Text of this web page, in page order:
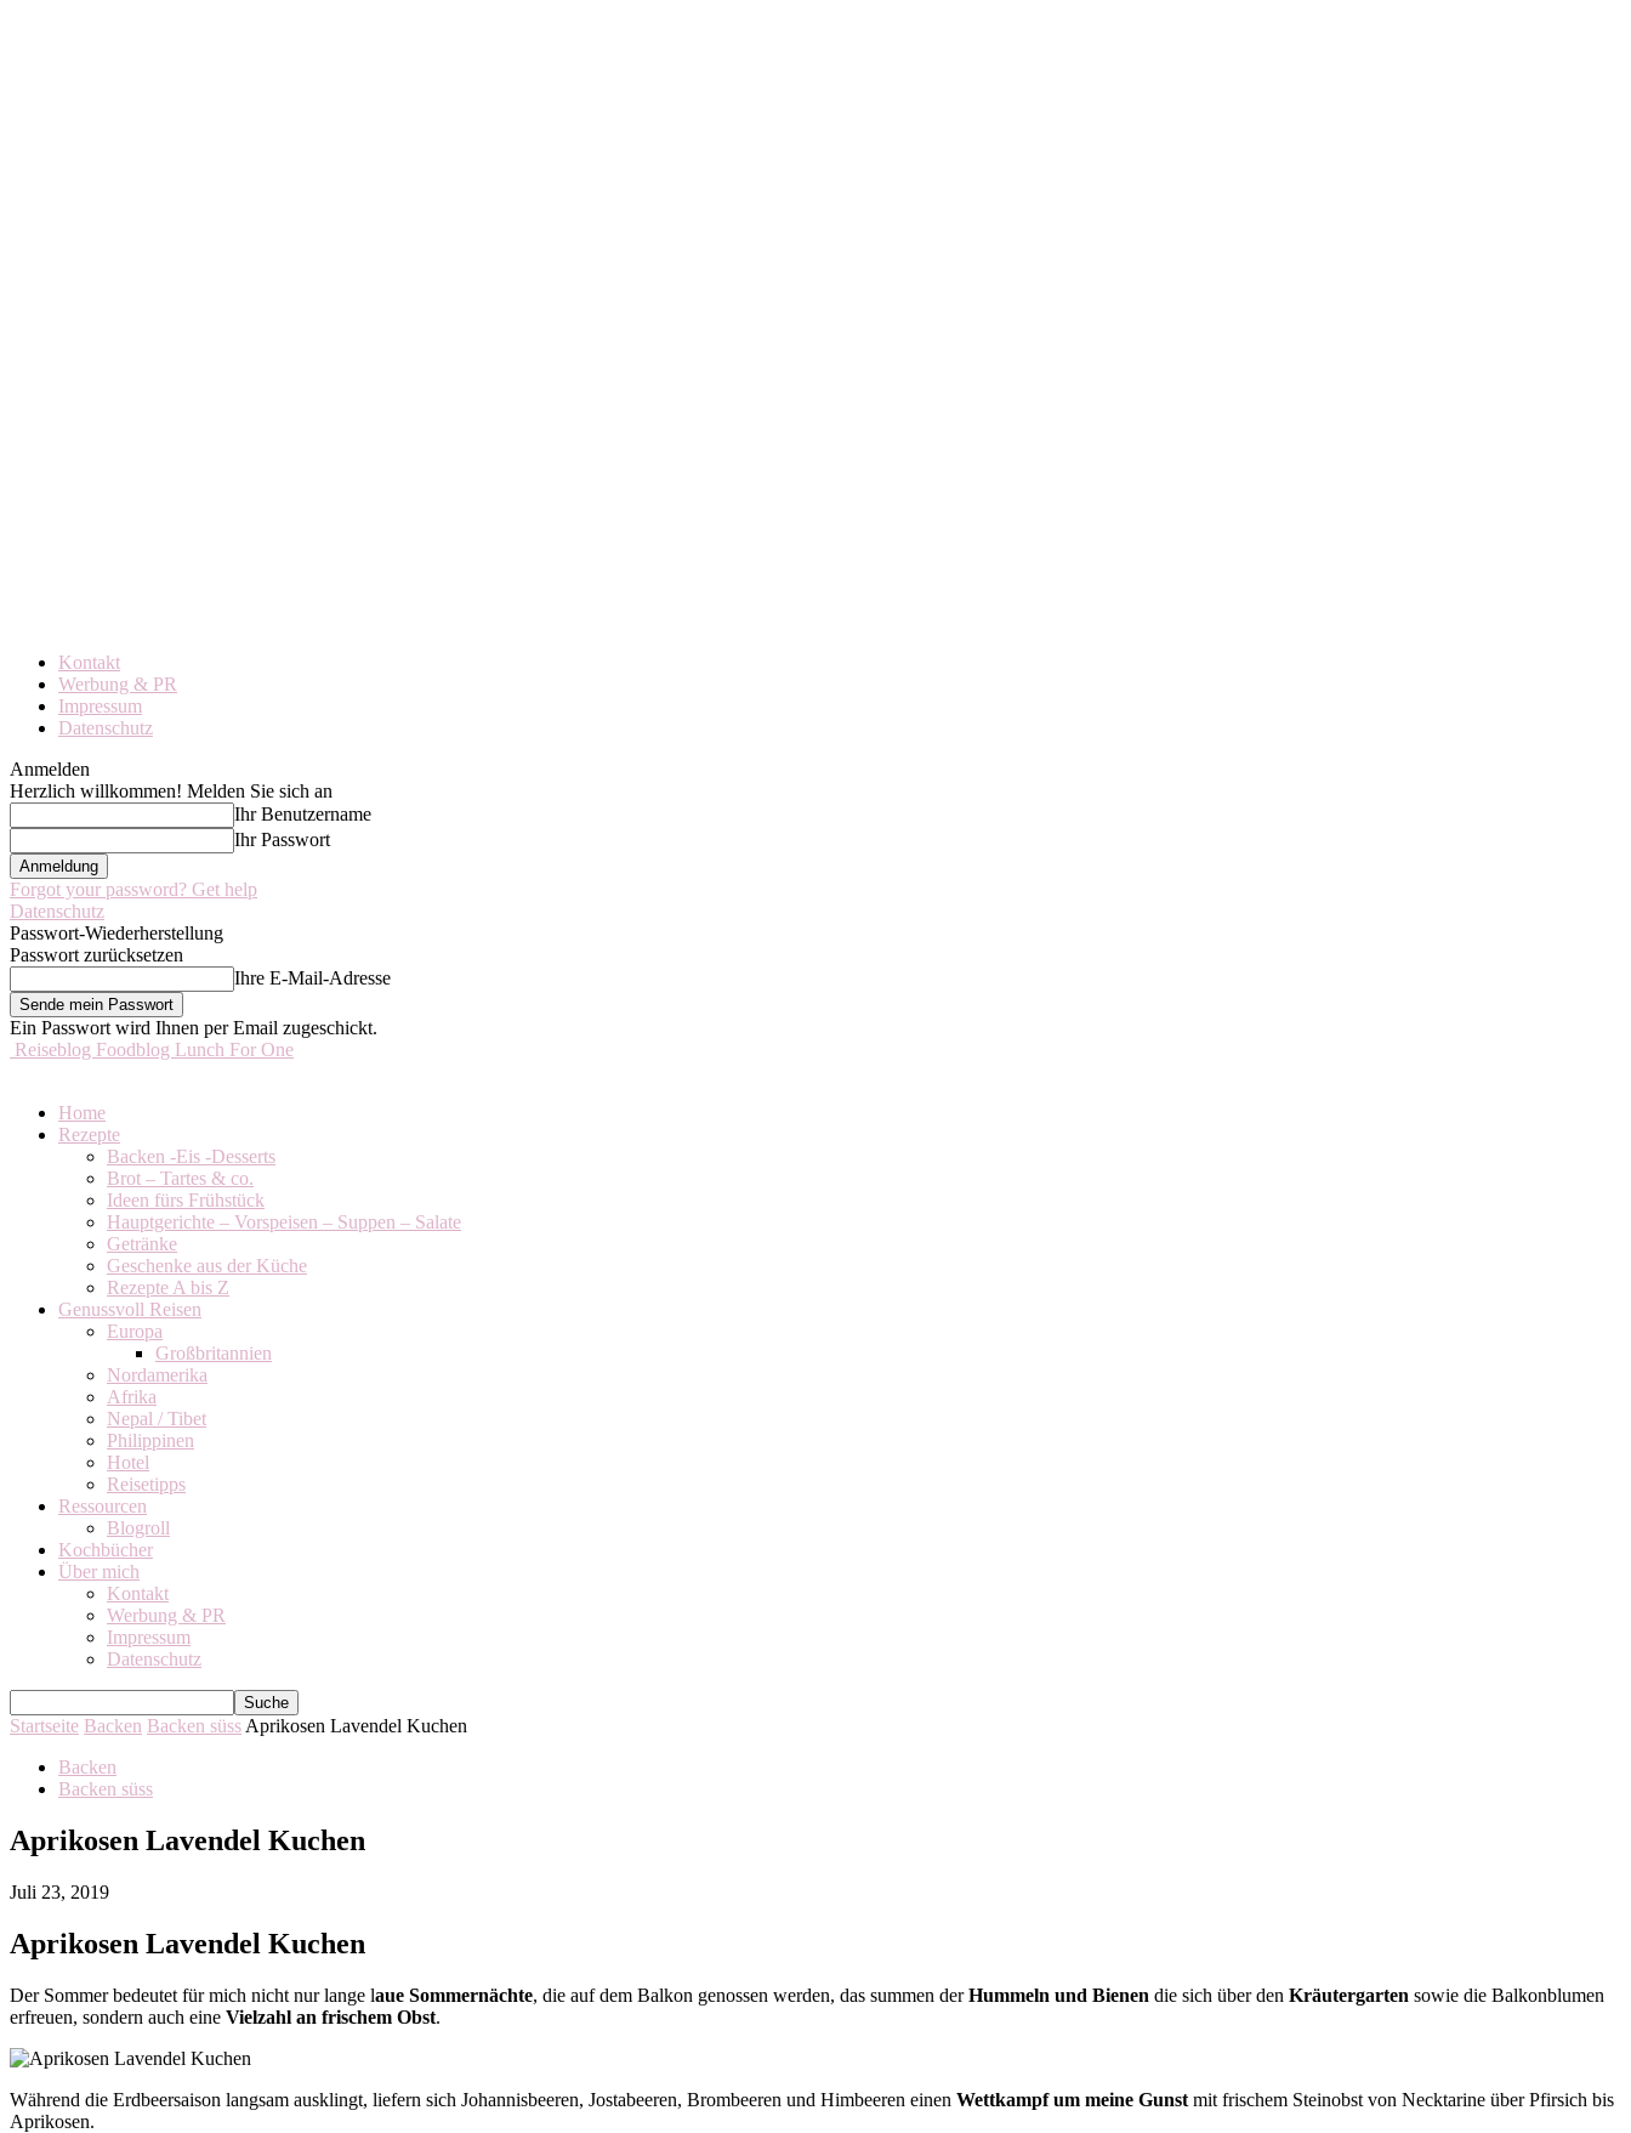
Kontakt
Werbung & PR
Impressum
Datenschutz
Anmelden
Herzlich willkommen! Melden Sie sich an
Ihr Benutzername
Ihr Passwort
Forgot your password? Get help
Datenschutz
Passwort-Wiederherstellung
Passwort zurücksetzen
Ihre E-Mail-Adresse
Ein Passwort wird Ihnen per Email zugeschickt.
Reiseblog Foodblog Lunch For One
Home
Rezepte
Backen -Eis -Desserts
Brot – Tartes & co.
Ideen fürs Frühstück
Hauptgerichte – Vorspeisen – Suppen – Salate
Getränke
Geschenke aus der Küche
Rezepte A bis Z
Genussvoll Reisen
Europa
Großbritannien
Nordamerika
Afrika
Nepal / Tibet
Philippinen
Hotel
Reisetipps
Ressourcen
Blogroll
Kochbücher
Über mich
Kontakt
Werbung & PR
Impressum
Datenschutz
Startseite Backen Backen süss Aprikosen Lavendel Kuchen
Backen
Backen süss
Aprikosen Lavendel Kuchen
Juli 23, 2019
Aprikosen Lavendel Kuchen
Der Sommer bedeutet für mich nicht nur lange laue Sommernächte, die auf dem Balkon genossen werden, das summen derHummeln und Bienen die sich über den Kräutergarten sowie die Balkonblumen
erfreuen, sondern auch eine Vielzahl an frischem Obst.
Während die Erdbeersaison langsam ausklingt, liefern sich Johannisbeeren, Jostabeeren, Brombeeren und Himbeeren einen Wettkampf um meine Gunst mit frischem Steinobst von Necktarine über Pfirsich bis
Aprikosen.